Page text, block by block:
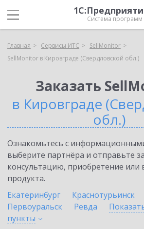
Система программ
Главная Сервисы ИТС
SellMonitor
SellMonitor в Кировграде (Свердловской обл.)
Заказать
в Кировграде
обл.)
Ознакомьтесь с
выберите партнёра и отправьте
консультацию, приобретение или
продукта.
Екатеринбург
Краснотурьинск
Первоуральск
Ревда
пункты